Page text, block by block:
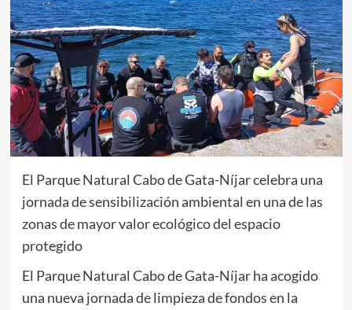
El Parque Natural Cabo de Gata-Níjar celebra una
jornada de sensibilización ambiental en una de las
zonas de mayor valor ecológico del espacio
protegido
El Parque Natural Cabo de Gata-Níjar ha acogido
una nueva jornada de limpieza de fondos en la